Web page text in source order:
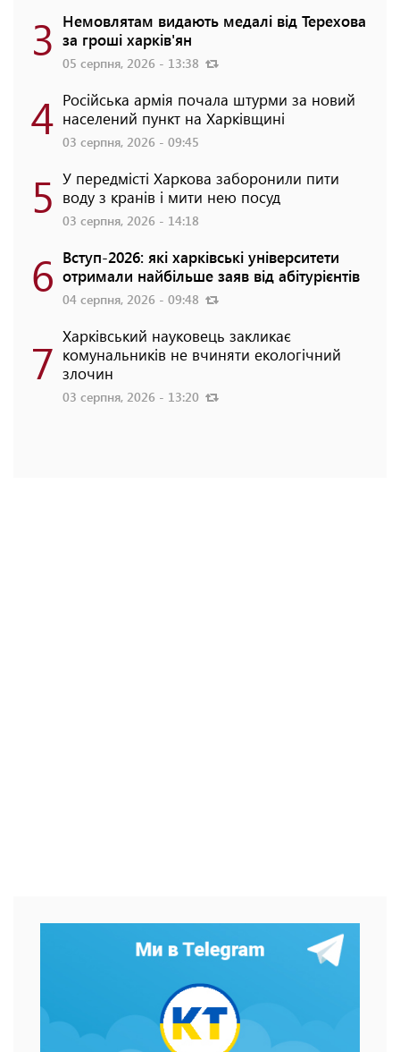
3 Немовлятам видають медалі від Терехова
за гроші харків'ян
05 серпня, 2026 - 13:38
4 Російська армія почала штурми за новий
населений пункт на Харківщині
03 серпня, 2026 - 09:45
5 У передмісті Харкова заборонили пити
воду з кранів і мити нею посуд
03 серпня, 2026 - 14:18
6 Вступ-2026: які харківські університети
отримали найбільше заяв від абітурієнтів
04 серпня, 2026 - 09:48
7 Харківський науковець закликає
комунальників не вчиняти екологічний
злочин
03 серпня, 2026 - 13:20